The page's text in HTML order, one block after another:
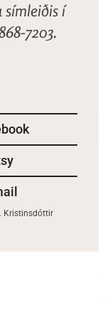
símleiðis í
7203.
Kristinsdóttir